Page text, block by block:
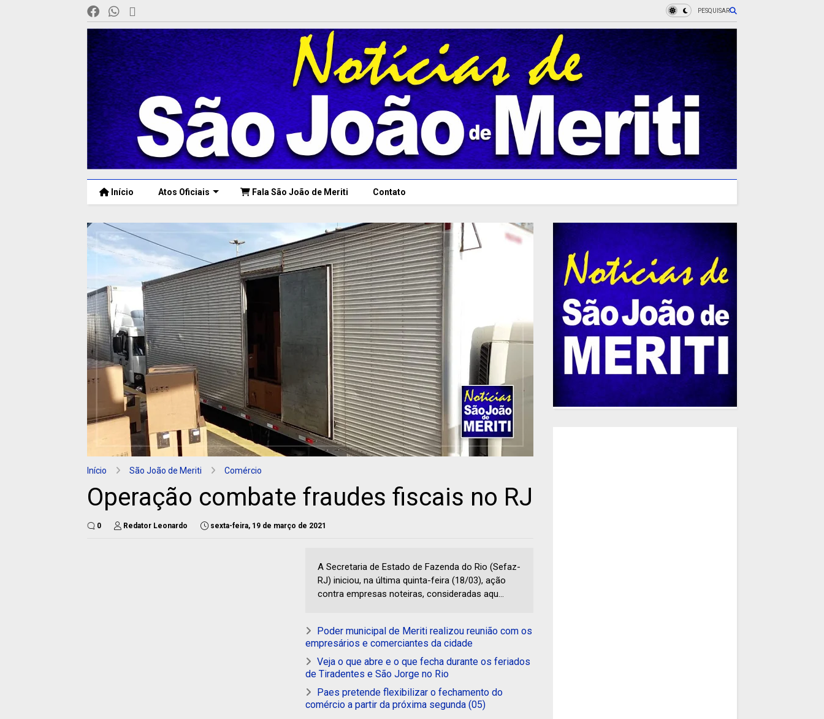
PESQUISAR
Início Atos Oficiais Fala São João de Meriti Contato
Início São João de Meriti Comércio
Operação combate fraudes fiscais no RJ
0 Redator Leonardo sexta-feira, 19 de março de 2021
A Secretaria de Estado de Fazenda do Rio (Sefaz-
RJ) iniciou, na última quinta-feira (18/03), ação
contra empresas noteiras, consideradas aqu...
Poder municipal de Meriti realizou reunião com os
empresários e comerciantes da cidade
Veja o que abre e o que fecha durante os feriados
de Tiradentes e São Jorge no Rio
Paes pretende flexibilizar o fechamento do
comércio a partir da próxima segunda (05)